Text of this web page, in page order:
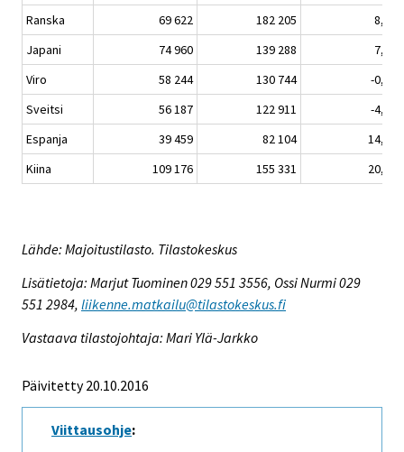
Ranska
69 622 182 205
8,1
Japani
74 960 139 288
7,3
Viro
58 244 130 744
-0,1
Sveitsi
56 187 122 911
-4,0
Espanja
39 459 82 104
14,0
Kiina
109 176 155 331 20,4
Lähde: Majoitustilasto. Tilastokeskus
Lisätietoja: Marjut Tuominen 029 551 3556, Ossi Nurmi 029
551 2984, liikenne.matkailu@tilastokeskus.fi
Vastaava tilastojohtaja: Mari Ylä-Jarkko
Päivitetty 20.10.2016
Viittausohje: